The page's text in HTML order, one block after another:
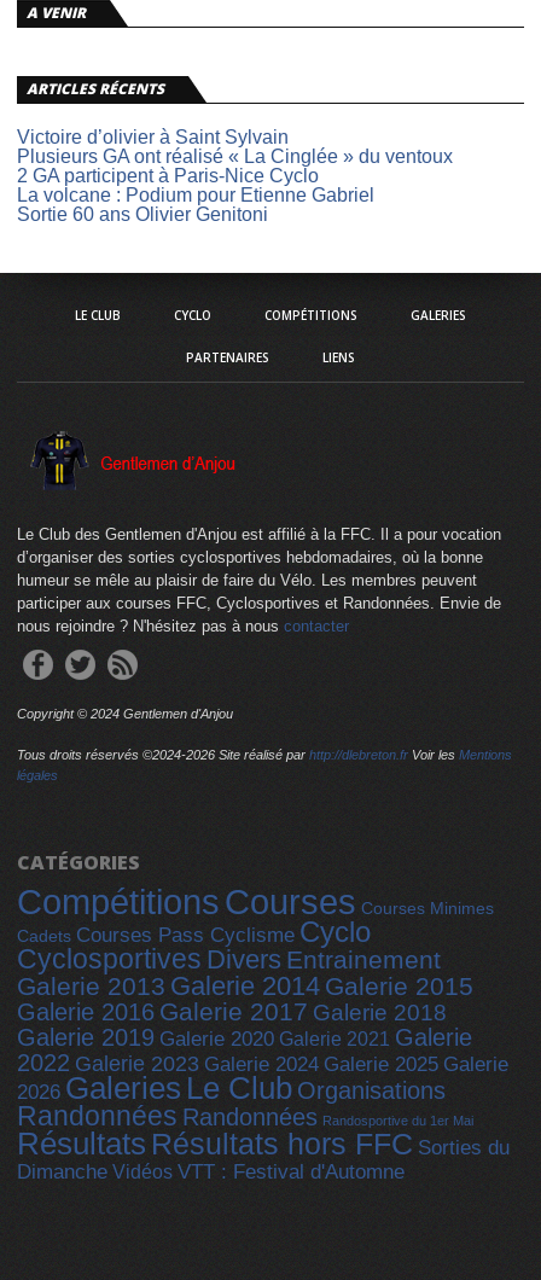
A VENIR
ARTICLES RÉCENTS
Victoire d’olivier à Saint Sylvain
Plusieurs GA ont réalisé « La Cinglée » du ventoux
2 GA participent à Paris-Nice Cyclo
La volcane : Podium pour Etienne Gabriel
Sortie 60 ans Olivier Genitoni
LE CLUB CYCLO COMPÉTITIONS GALERIES
PARTENAIRES LIENS
Le Club des Gentlemen d'Anjou est affilié à la FFC. Il a pour vocation
d’organiser des sorties cyclosportives hebdomadaires, où la bonne
humeur se mêle au plaisir de faire du Vélo. Les membres peuvent
participer aux courses FFC, Cyclosportives et Randonnées. Envie de
nous rejoindre ? N'hésitez pas à nous contacter
Copyright © 2024 Gentlemen d'Anjou
Tous droits réservés ©2024-2026 Site réalisé par http://dlebreton.fr Voir les Mentions
légales
CATÉGORIES
CompétitionsCourses Courses Minimes
Cadets Courses Pass Cyclisme Cyclo
Cyclosportives Divers Entrainement
Galerie 2013 Galerie 2014 Galerie 2015
Galerie 2016 Galerie 2017 Galerie 2018
Galerie 2019 Galerie 2020 Galerie 2021 Galerie
2022 Galerie 2023 Galerie 2024 Galerie 2025 Galerie
2026 Galeries Le Club Organisations
Randonnées Randonnées Randosportive du 1er Mai
Résultats Résultats hors FFC Sorties du
Dimanche Vidéos VTT : Festival d'Automne